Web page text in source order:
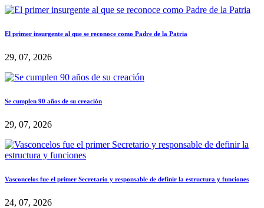
El primer insurgente al que se reconoce como Padre de la Patria
29, 07, 2026
Se cumplen 90 años de su creación
29, 07, 2026
Vasconcelos fue el primer Secretario y responsable de definir la estructura y funciones
24, 07, 2026